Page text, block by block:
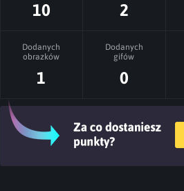
10 2
Dodanych
obrazków
1
Dodanych
gifów
0